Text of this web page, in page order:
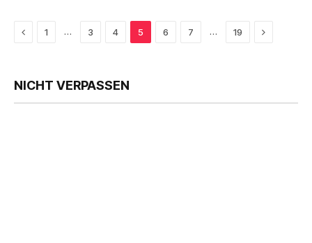
Previous
1 … 3 4 5 6 7 … 19 Next
NICHT VERPASSEN